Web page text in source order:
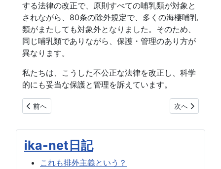
する法律の改正で、原則すべての哺乳類が対象と
されながら、80条の除外規定で、多くの海棲哺乳
類がまたしても対象外となりました。そのため、
同じ哺乳類でありながら、保護・管理のあり方が
異なります。
私たちは、こうした不公正な法律を改正し、科学
的にも妥当な保護と管理を訴えています。
前の記事へ: 活動一覧
前へ 次の記事へ:
次へ
ika-net日記
これも排外主義という？